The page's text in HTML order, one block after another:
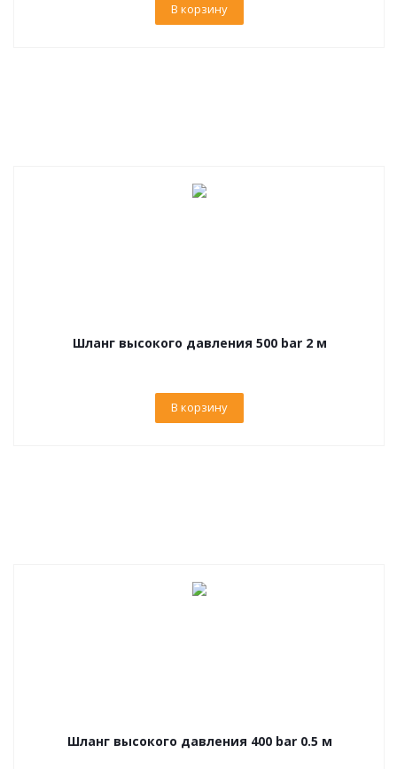
В корзину
Шланг высокого давления 500 bar 2 м
В корзину
Шланг высокого давления 400 bar 0.5 м